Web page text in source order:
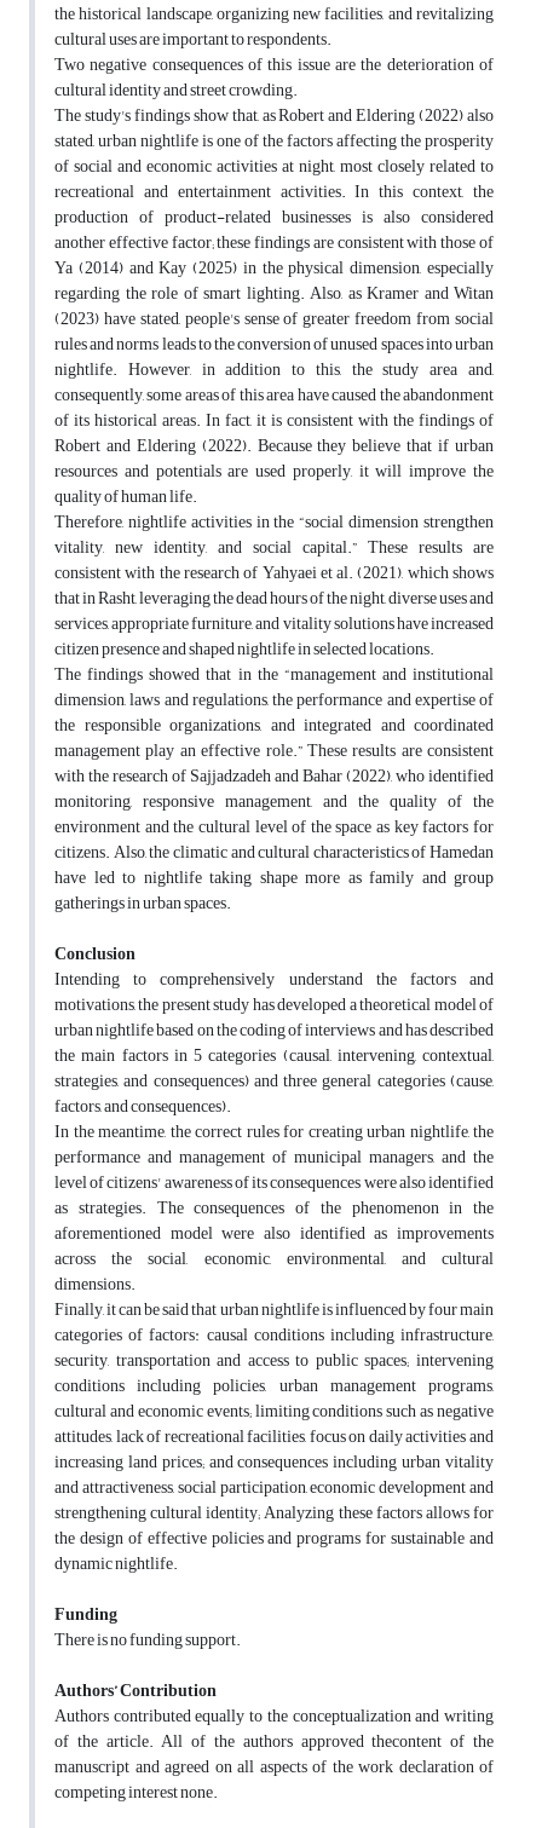
the historical landscape, organizing new facilities, and revitalizing
cultural uses are important to respondents.
Two negative consequences of this issue are the deterioration of
cultural identity and street crowding.
The study's findings show that, as Robert and Eldering (2022) also
stated, urban nightlife is one of the factors affecting the prosperity
of social and economic activities at night, most closely related to
recreational and entertainment activities. In this context, the
production of product-related businesses is also considered
another effective factor; these findings are consistent with those of
Ya (2014) and Kay (2025) in the physical dimension, especially
regarding the role of smart lighting. Also, as Kramer and Witan
(2023) have stated, people's sense of greater freedom from social
rules and norms leads to the conversion of unused spaces into urban
nightlife. However, in addition to this, the study area and,
consequently, some areas of this area have caused the abandonment
of its historical areas. In fact, it is consistent with the findings of
Robert and Eldering (2022). Because they believe that if urban
resources and potentials are used properly, it will improve the
quality of human life.
Therefore, nightlife activities in the “social dimension strengthen
vitality, new identity, and social capital.” These results are
consistent with the research of Yahyaei et al. (2021), which shows
that in Rasht, leveraging the dead hours of the night, diverse uses and
services, appropriate furniture, and vitality solutions have increased
citizen presence and shaped nightlife in selected locations.
The findings showed that in the “management and institutional
dimension, laws and regulations, the performance and expertise of
the responsible organizations, and integrated and coordinated
management play an effective role.” These results are consistent
with the research of Sajjadzadeh and Bahar (2022), who identified
monitoring, responsive management, and the quality of the
environment and the cultural level of the space as key factors for
citizens. Also, the climatic and cultural characteristics of Hamedan
have led to nightlife taking shape more as family and group
gatherings in urban spaces.
Conclusion
Intending to comprehensively understand the factors and
motivations, the present study has developed a theoretical model of
urban nightlife based on the coding of interviews and has described
the main factors in 5 categories (causal, intervening, contextual,
strategies, and consequences) and three general categories (cause,
factors, and consequences).
In the meantime, the correct rules for creating urban nightlife, the
performance and management of municipal managers, and the
level of citizens' awareness of its consequences were also identified
as strategies. The consequences of the phenomenon in the
aforementioned model were also identified as improvements
across the social, economic, environmental, and cultural
dimensions.
Finally, it can be said that urban nightlife is influenced by four main
categories of factors: causal conditions including infrastructure,
security, transportation and access to public spaces; intervening
conditions including policies, urban management programs,
cultural and economic events; limiting conditions such as negative
attitudes, lack of recreational facilities, focus on daily activities and
increasing land prices; and consequences including urban vitality
and attractiveness, social participation, economic development and
strengthening cultural identity; Analyzing these factors allows for
the design of effective policies and programs for sustainable and
dynamic nightlife.
Funding
There is no funding support.
Authors’ Contribution
Authors contributed equally to the conceptualization and writing
of the article. All of the authors approved thecontent of the
manuscript and agreed on all aspects of the work declaration of
competing interest none.